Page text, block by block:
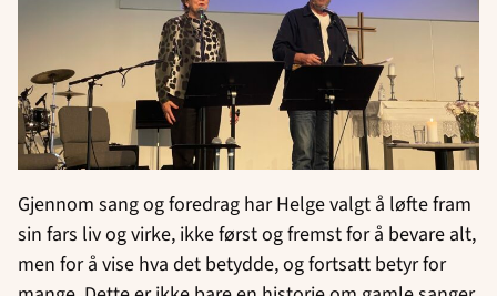
Gjennom sang og foredrag har Helge valgt å løfte fram
sin fars liv og virke, ikke først og fremst for å bevare alt,
men for å vise hva det betydde, og fortsatt betyr for